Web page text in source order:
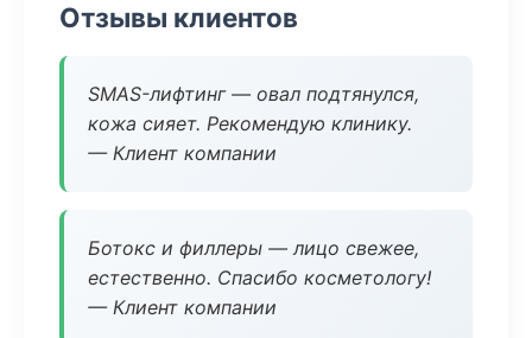
Отзывы клиентов
SMAS-лифтинг — овал подтянулся,
кожа сияет. Рекомендую клинику.
— Клиент компании
Ботокс и филлеры — лицо свежее,
естественно. Спасибо косметологу!
— Клиент компании